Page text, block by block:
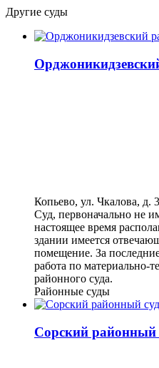
Другие суды
Копьево, ул. Чкалова, д.
Суд, первоначально не
настоящее время
здании имеется
помещение. За
работа по материально-
районного суда.
Районные суды
Сорский районный